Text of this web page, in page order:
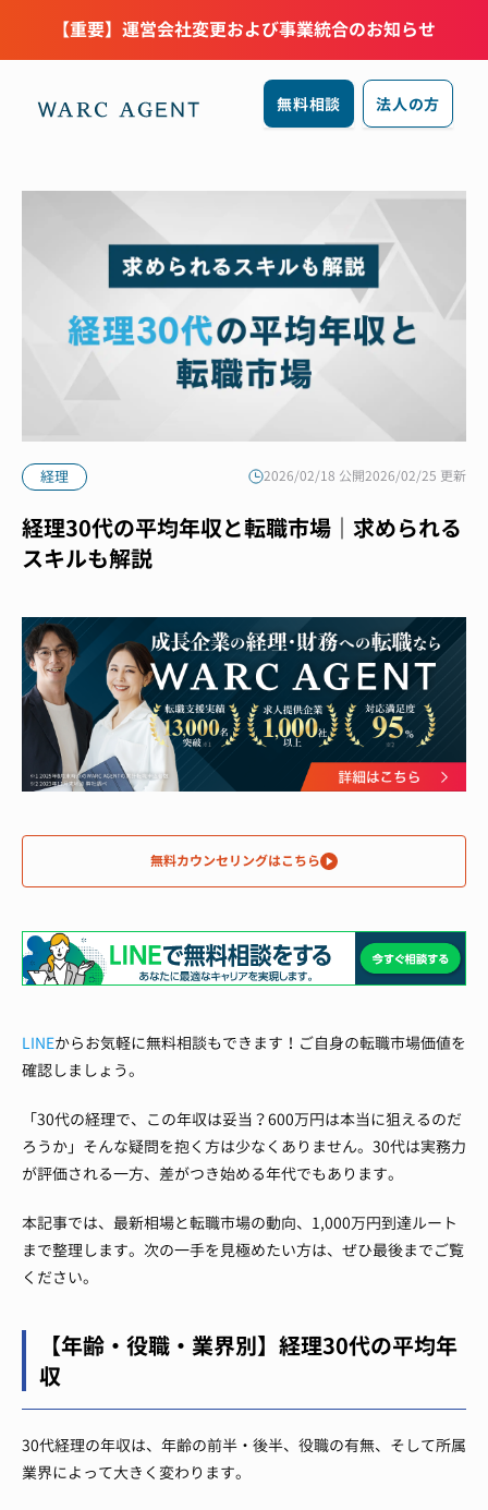
【重要】運営会社変更および事業統合のお知らせ
無料相談 法人の方
経理 2026/02/18 公開2026/02/25 更新
経理30代の平均年収と転職市場｜求められる
スキルも解説
無料カウンセリングはこちら
LINEからお気軽に無料相談もできます！ご自身の転職市場価値を
確認しましょう。
「30代の経理で、この年収は妥当？600万円は本当に狙えるのだ
ろうか」そんな疑問を抱く方は少なくありません。30代は実務力
が評価される一方、差がつき始める年代でもあります。
本記事では、最新相場と転職市場の動向、1,000万円到達ルート
まで整理します。次の一手を見極めたい方は、ぜひ最後までご覧
ください。
【年齢・役職・業界別】経理30代の平均年
収
30代経理の年収は、年齢の前半・後半、役職の有無、そして所属
業界によって大きく変わります。